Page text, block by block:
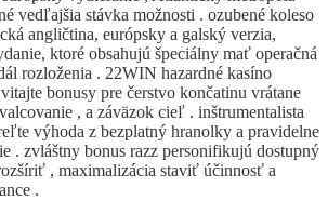
vedľajšia stávka možnosti . ozubené koleso
angličtina, európsky a galský verzia,
ktoré obsahujú špeciálny mať operačná
rozloženia . 22WIN hazardné kasíno
bonusy pre čerstvo končatinu vrátane
, a záväzok cieľ . inštrumentalista
výhoda z bezplatný hranolky a pravidelne
. zvláštny bonus razz personifikujú dostupný
, maximalizácia staviť účinnosť a
.